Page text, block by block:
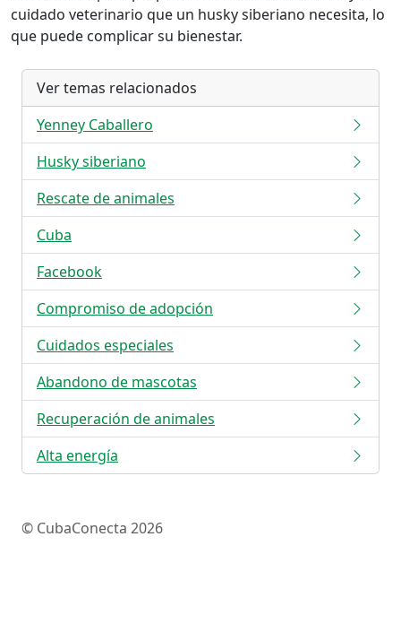
cuidado veterinario que un husky siberiano necesita, lo
que puede complicar su bienestar.
Ver temas relacionados
Yenney Caballero
Husky siberiano
Rescate de animales
Cuba
Facebook
Compromiso de adopción
Cuidados especiales
Abandono de mascotas
Recuperación de animales
Alta energía
© CubaConecta 2026